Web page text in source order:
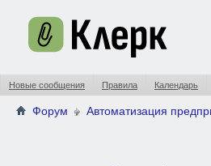
Новые сообщения Правила Календарь
Форум Автоматизация